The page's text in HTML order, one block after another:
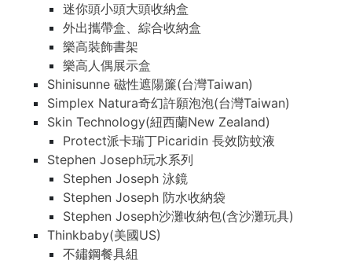
迷你頭小頭大頭收納盒
外出攜帶盒、綜合收納盒
樂高裝飾書架
樂高人偶展示盒
Shinisunne 磁性遮陽簾(台灣Taiwan)
Simplex Natura奇幻許願泡泡(台灣Taiwan)
Skin Technology(紐西蘭New Zealand)
Protect派卡瑞丁Picaridin 長效防蚊液
Stephen Joseph玩水系列
Stephen Joseph 泳鏡
Stephen Joseph 防水收納袋
Stephen Joseph沙灘收納包(含沙灘玩具)
Thinkbaby(美國US)
不鏽鋼餐具組